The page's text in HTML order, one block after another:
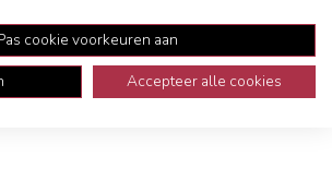
Aanmelden
cookie voorkeuren aan
Accepteer alle cookies